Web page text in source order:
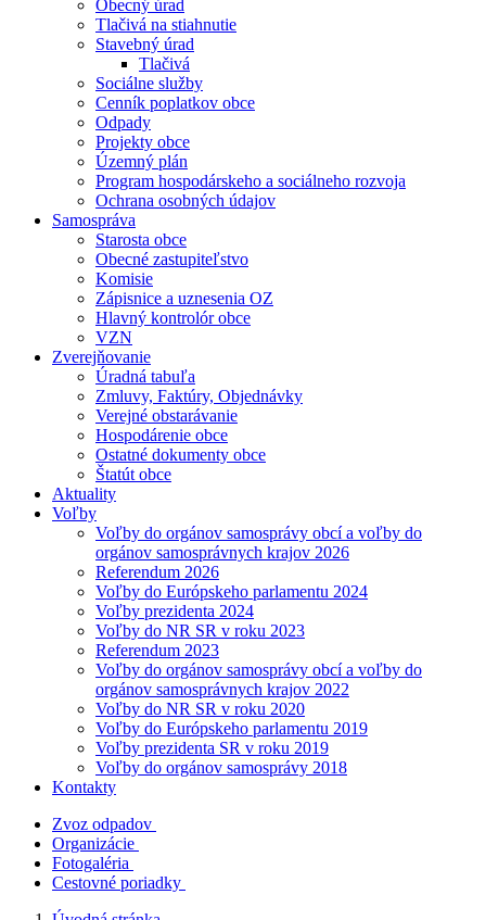
Obecný úrad
Tlačivá na stiahnutie
Stavebný úrad
Tlačivá
Sociálne služby
Cenník poplatkov obce
Odpady
Projekty obce
Územný plán
Program hospodárskeho a sociálneho rozvoja
Ochrana osobných údajov
Samospráva
Starosta obce
Obecné zastupiteľstvo
Komisie
Zápisnice a uznesenia OZ
Hlavný kontrolór obce
VZN
Zverejňovanie
Úradná tabuľa
Zmluvy, Faktúry, Objednávky
Verejné obstarávanie
Hospodárenie obce
Ostatné dokumenty obce
Štatút obce
Aktuality
Voľby
Voľby do orgánov samosprávy obcí a voľby do
orgánov samosprávnych krajov 2026
Referendum 2026
Voľby do Európskeho parlamentu 2024
Voľby prezidenta 2024
Voľby do NR SR v roku 2023
Referendum 2023
Voľby do orgánov samosprávy obcí a voľby do
orgánov samosprávnych krajov 2022
Voľby do NR SR v roku 2020
Voľby do Európskeho parlamentu 2019
Voľby prezidenta SR v roku 2019
Voľby do orgánov samosprávy 2018
Kontakty
Zvoz odpadov
Organizácie
Fotogaléria
Cestovné poriadky